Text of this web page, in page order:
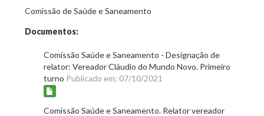
Comissão de Saúde e Saneamento
Documentos:
Comissão Saúde e Saneamento - Designação de
relator: Vereador Cláudio do Mundo Novo. Primeiro
turno Publicado em: 07/10/2021
Comissão Saúde e Saneamento. Relator vereador